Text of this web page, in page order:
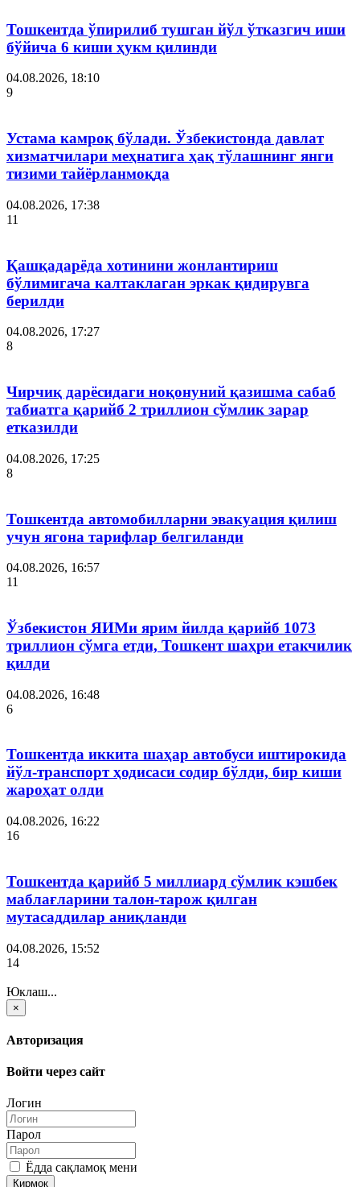
Тошкентда ўпирилиб тушган йўл ўтказгич иши
бўйича 6 киши ҳукм қилинди
04.08.2026, 18:10
9
Устама камроқ бўлади. Ўзбекистонда давлат
хизматчилари меҳнатига ҳақ тўлашнинг янги
тизими тайёрланмоқда
04.08.2026, 17:38
11
Қашқадарёда хотинини жонлантириш
бўлимигача калтаклаган эркак қидирувга
берилди
04.08.2026, 17:27
8
Чирчиқ дарёсидаги ноқонуний қазишма сабаб
табиатга қарийб 2 триллион сўмлик зарар
етказилди
04.08.2026, 17:25
8
Тошкентда автомобилларни эвакуация қилиш
учун ягона тарифлар белгиланди
04.08.2026, 16:57
11
Ўзбекистон ЯИМи ярим йилда қарийб 1073
триллион сўмга етди, Тошкент шаҳри етакчилик
қилди
04.08.2026, 16:48
6
Тошкентда иккита шаҳар автобуси иштирокида
йўл-транспорт ҳодисаси содир бўлди, бир киши
жароҳат олди
04.08.2026, 16:22
16
Тошкентда қарийб 5 миллиард сўмлик кэшбек
маблағларини талон-тарож қилган
мутасаддилар аниқланди
04.08.2026, 15:52
14
Юклаш...
×
Авторизация
Войти через сайт
Логин
Парол
Ёдда сақламоқ мени